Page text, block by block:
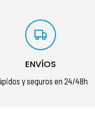
ENVÍOS
y seguros en 24/48h